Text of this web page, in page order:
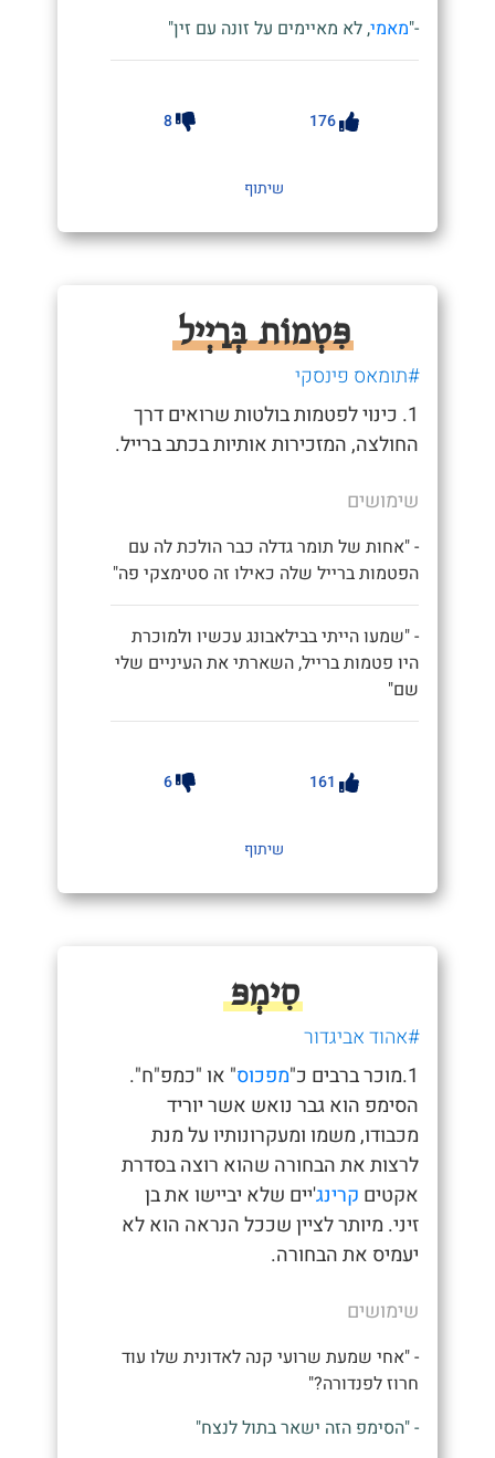
-"מאמי, לא מאיימים על זונה עם זין"
176
8
שיתוף
פִּטְמוֹת בְּרַיְיל
#תומאס פינסקי
1. כינוי לפטמות בולטות שרואים דרך
החולצה, המזכירות אותיות בכתב ברייל.
שימושים
- "אחות של תומר גדלה כבר הולכת לה עם
הפטמות ברייל שלה כאילו זה סטימצקי פה"
- "שמעו הייתי בבילאבונג עכשיו ולמוכרת
היו פטמות ברייל, השארתי את העיניים שלי
שם"
161
6
שיתוף
סִימְפּ
#אהוד אביגדור
1.מוכר ברבים כ"
מפכוס" או "כמפ"ח".
הסימפ הוא גבר נואש אשר יוריד
מכבודו, משמו ומעקרונותיו על מנת
לרצות את הבחורה שהוא רוצה בסדרת
אקטים קרינג'יים שלא יביישו את בן
זיני. מיותר לציין שככל הנראה הוא לא
יעמיס את הבחורה.
שימושים
- "אחי שמעת שרועי קנה לאדונית שלו עוד
חרוז לפנדורה?"
- "הסימפ הזה ישאר בתול לנצח"